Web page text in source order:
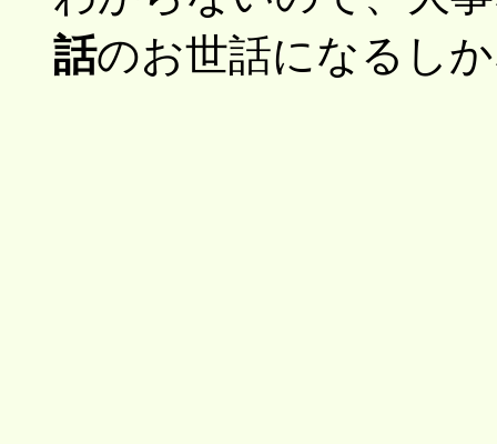
話のお世話になるし